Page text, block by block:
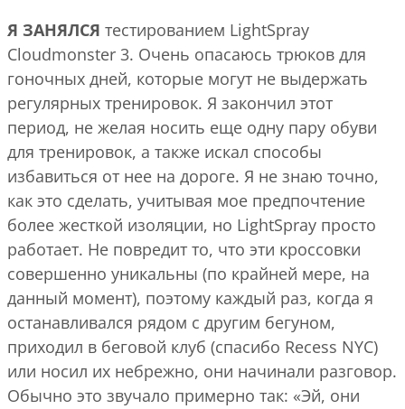
Я ЗАНЯЛСЯ тестированием LightSpray
Cloudmonster 3. Очень опасаюсь трюков для
гоночных дней, которые могут не выдержать
регулярных тренировок. Я закончил этот
период, не желая носить еще одну пару обуви
для тренировок, а также искал способы
избавиться от нее на дороге. Я не знаю точно,
как это сделать, учитывая мое предпочтение
более жесткой изоляции, но LightSpray просто
работает. Не повредит то, что эти кроссовки
совершенно уникальны (по крайней мере, на
данный момент), поэтому каждый раз, когда я
останавливался рядом с другим бегуном,
приходил в беговой клуб (спасибо Recess NYC)
или носил их небрежно, они начинали разговор.
Обычно это звучало примерно так: «Эй, они